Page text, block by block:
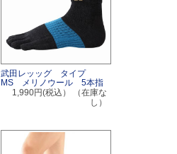
武田レッッグ タイプ
MS メリノウール 5本指
1,990円(税込）
（在庫な
し）